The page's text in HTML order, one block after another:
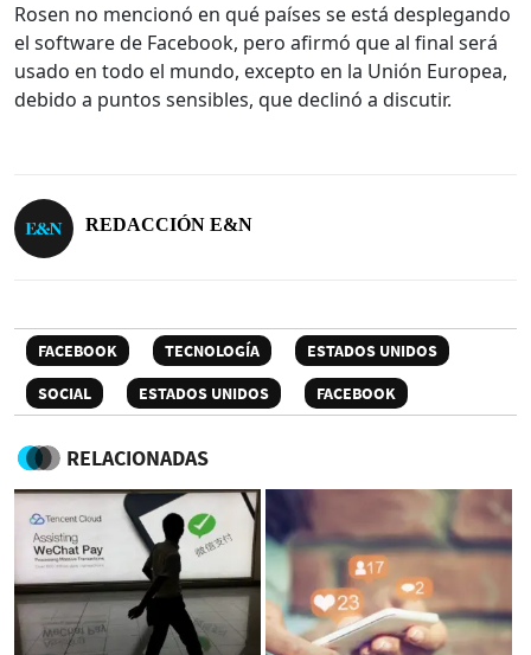
Rosen no mencionó en qué países se está desplegando
el software de Facebook, pero afirmó que al final será
usado en todo el mundo, excepto en la Unión Europea,
debido a puntos sensibles, que declinó a discutir.
REDACCIÓN E&N
FACEBOOK TECNOLOGÍA
ESTADOS UNIDOS
SOCIAL
ESTADOS UNIDOS FACEBOOK
RELACIONADAS